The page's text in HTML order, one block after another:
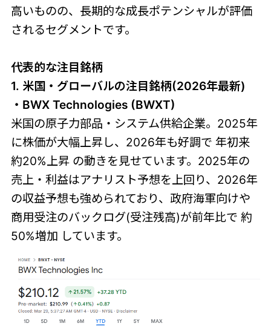
高いものの、長期的な成長ポテンシャルが評価
されるセグメントです。
代表的な注目銘柄
1. 米国・グローバルの注目銘柄(2026年最新)
・BWX Technologies (BWXT)
米国の原子力部品・システム供給企業。2025年
に株価が大幅上昇し、2026年も好調で 年初来
約20%上昇 の動きを見せています。2025年の
売上・利益はアナリスト予想を上回り、2026年
の収益予想も強められており、政府海軍向けや
商用受注のバックログ(受注残高)が前年比で 約
50%増加 しています。